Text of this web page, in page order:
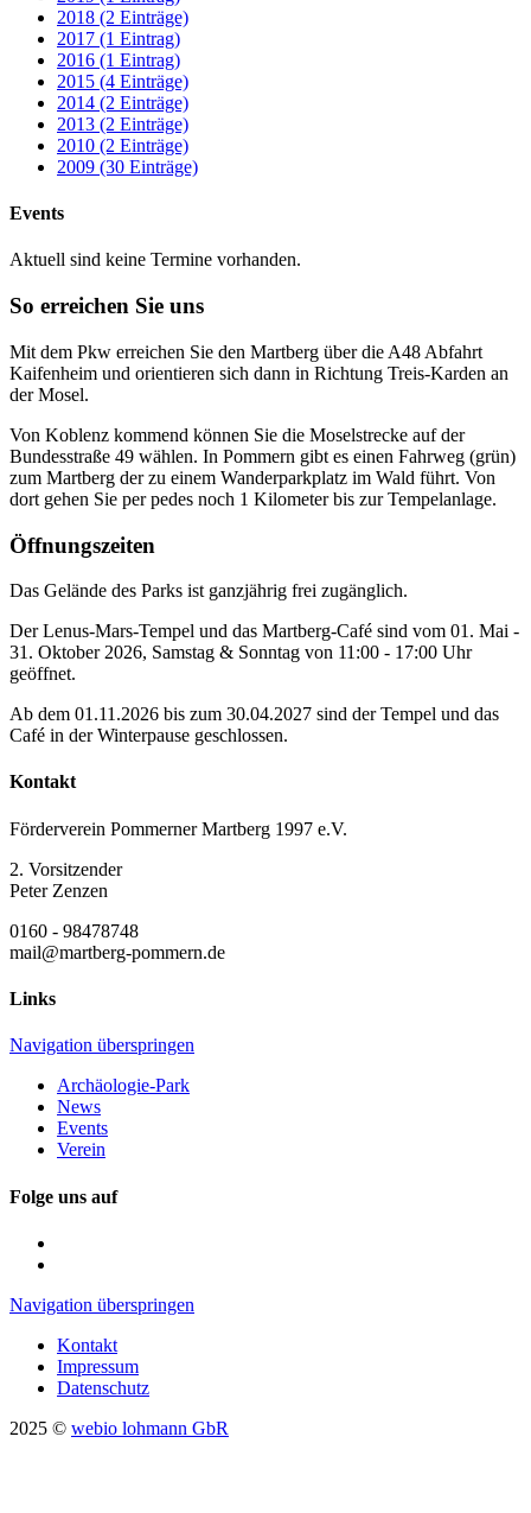
2018 (2 Einträge)
2017 (1 Eintrag)
2016 (1 Eintrag)
2015 (4 Einträge)
2014 (2 Einträge)
2013 (2 Einträge)
2010 (2 Einträge)
2009 (30 Einträge)
Events
Aktuell sind keine Termine vorhanden.
So erreichen Sie uns
Mit dem Pkw erreichen Sie den Martberg über die A48 Abfahrt
Kaifenheim und orientieren sich dann in Richtung Treis-Karden an
der Mosel.
Von Koblenz kommend können Sie die Moselstrecke auf der
Bundesstraße 49 wählen. In Pommern gibt es einen Fahrweg (grün)
zum Martberg der zu einem Wanderparkplatz im Wald führt. Von
dort gehen Sie per pedes noch 1 Kilometer bis zur Tempelanlage.
Öffnungszeiten
Das Gelände des Parks ist ganzjährig frei zugänglich.
Der Lenus-Mars-Tempel und das Martberg-Café sind vom 01. Mai -
31. Oktober 2026, Samstag & Sonntag von 11:00 - 17:00 Uhr
geöffnet.
Ab dem 01.11.2026 bis zum 30.04.2027 sind der Tempel und das
Café in der Winterpause geschlossen.
Kontakt
Förderverein Pommerner Martberg 1997 e.V.
2. Vorsitzender
Peter Zenzen
0160 - 98478748
mail@martberg-pommern.de
Links
Navigation überspringen
Archäologie-Park
News
Events
Verein
Folge uns auf
Navigation überspringen
Kontakt
Impressum
Datenschutz
2025 © webio lohmann GbR